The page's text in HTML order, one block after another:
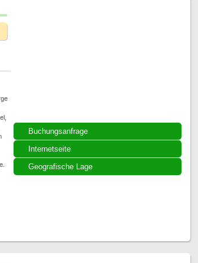
Buchungsanfrage
Internetseite
Geografische Lage